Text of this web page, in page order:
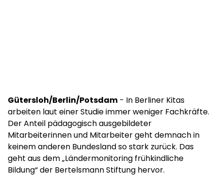
Gütersloh/Berlin/Potsdam - In Berliner Kitas
arbeiten laut einer Studie immer weniger Fachkräfte.
Der Anteil pädagogisch ausgebildeter
Mitarbeiterinnen und Mitarbeiter geht demnach in
keinem anderen Bundesland so stark zurück. Das
geht aus dem „Ländermonitoring frühkindliche
Bildung“ der Bertelsmann Stiftung hervor.